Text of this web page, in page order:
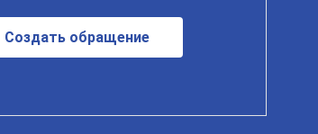
Создать обращение